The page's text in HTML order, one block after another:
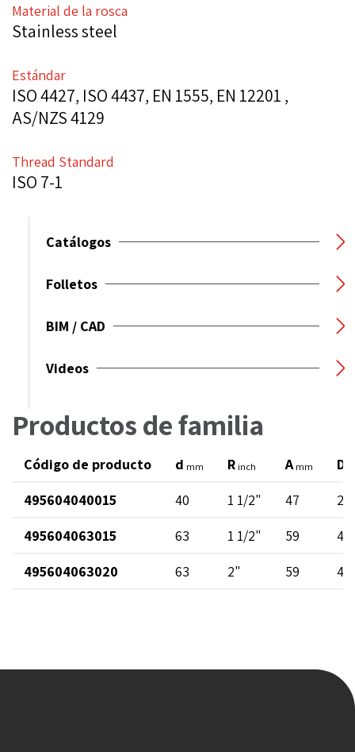
Material de la rosca
Stainless steel
Estándar
ISO 4427, ISO 4437, EN 1555, EN 12201 ,
AS/NZS 4129
Thread Standard
ISO 7-1
Catálogos
Folletos
BIM / CAD
Videos
Productos de familia
Código de producto d mm R inch A mm D
495604040015 40 1 1/2" 47
29
495604063015
63 1 1/2" 59
48
495604063020
63 2" 59 48